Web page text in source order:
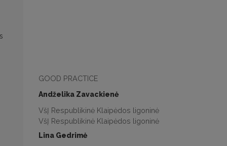
GOOD PRACTICE
Andželika Zavackienė
VšĮ Respublikinė Klaipėdos ligoninė
VšĮ Respublikinė Klaipėdos ligoninė
Lina Gedrimė